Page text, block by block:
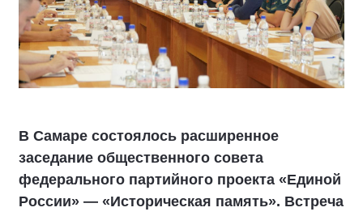
В Самаре состоялось расширенное
заседание общественного совета
федерального партийного проекта «Единой
России» — «Историческая память». Встреча